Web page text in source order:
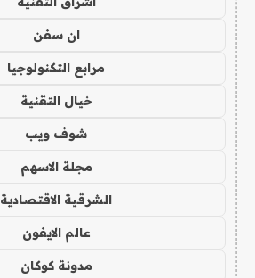
ان سفن
مرابع التكنولوجيا
خيال التقنية
شوف ويب
مجلة الاسهم
الشرقية الاقتصادية
عالم الايفون
مدونة كوكان